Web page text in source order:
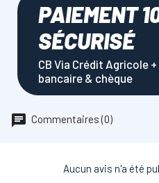
PAIEMENT
SÉCURISÉ
CB Via Crédit Agricole
bancaire & chèque
Commentaires (0)
Aucun avis n'a été